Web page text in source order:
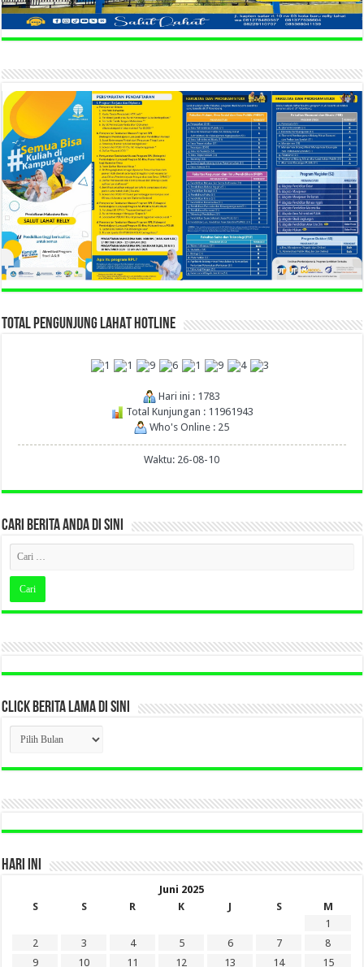
TOTAL PENGUNJUNG LAHAT HOTLINE
Hari ini : 1783
Total Kunjungan : 11961943
Who's Online : 25
Waktu: 26-08-10
CARI BERITA ANDA DI SINI
CLICK BERITA LAMA DI SINI
CLICK
BERITA
LAMA
DI
HARI INI
Juni 2025
S
S R K J S
M
1
2
3 4 5 6 7
8
9
10 11 12 13 14
15